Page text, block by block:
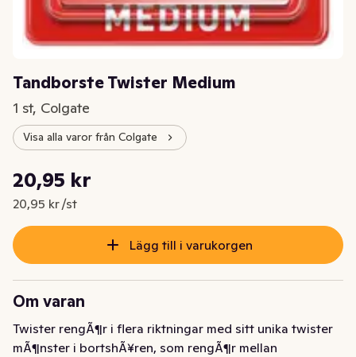
Tandborste Twister Medium
1 st, Colgate
Visa alla varor från Colgate
Nuvarande pris är: 20,95 kr
20,95 kr
20,95 kr /st
Styckpris: 20,95 kr /st
Lägg till i varukorgen
Om varan
Twister rengÃ¶r i flera riktningar med sitt unika twister
mÃ¶nster i bortshÃ¥ren, som rengÃ¶r mellan